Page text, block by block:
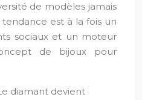
de modèles jamais
est à la fois un
sociaux et un moteur
de bijoux pour
diamant devient